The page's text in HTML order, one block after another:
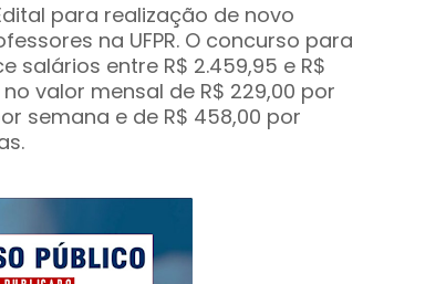
para realização de novo
na UFPR. O concurso para
entre R$ 2.459,95 e R$
valor mensal de R$ 229,00 por
semana e de R$ 458,00 por